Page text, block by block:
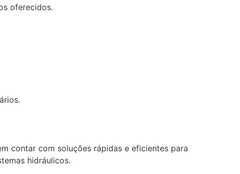
oferecidos.
contar com soluções rápidas e eficientes para
hidráulicos.